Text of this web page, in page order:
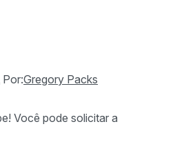
Por:Gregory Packs
Você pode solicitar a